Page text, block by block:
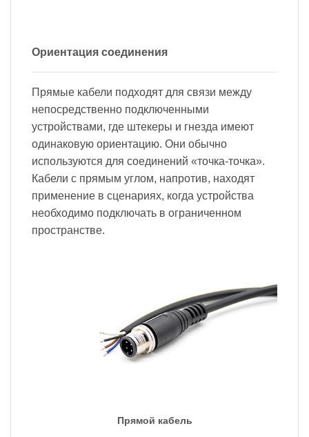
Ориентация соединения
Прямые кабели подходят для связи между
непосредственно подключенными
устройствами, где штекеры и гнезда имеют
одинаковую ориентацию. Они обычно
используются для соединений «точка-точка».
Кабели с прямым углом, напротив, находят
применение в сценариях, когда устройства
необходимо подключать в ограниченном
пространстве.
Прямой кабель